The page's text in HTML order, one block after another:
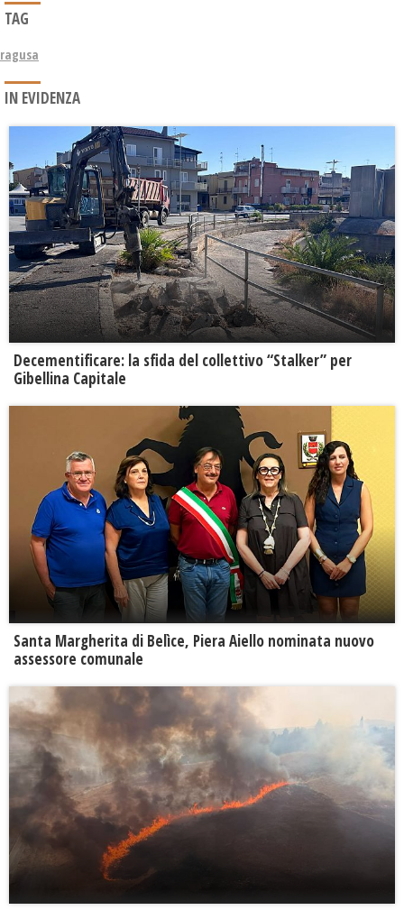
TAG
ragusa
IN EVIDENZA
Decementificare: la sfida del collettivo “Stalker” per
Gibellina Capitale
Santa Margherita di Belìce, Piera Aiello nominata nuovo
assessore comunale